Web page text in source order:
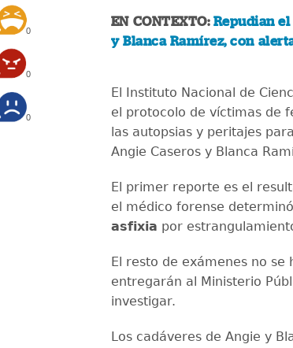
0
0
0
EN CONTEXTO: Repudian
y Blanca Ramírez, con
El Instituto Nacional de
el protocolo de víctimas de
las autopsias y peritajes
Angie Caseros y Blanca
El primer reporte es el
el médico forense
asfixia por
El resto de exámenes no se
entregarán al Ministerio
investigar.
Los cadáveres de Angie y